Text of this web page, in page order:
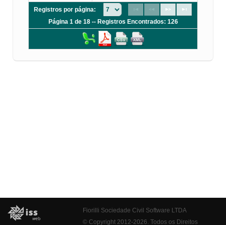
Registros por página:
Página 1 de 18 -- Registros Encontrados: 126
Fiorilli Sociedade Civil Software LTDA
© Copyright 2012-2026. Todos os Direitos